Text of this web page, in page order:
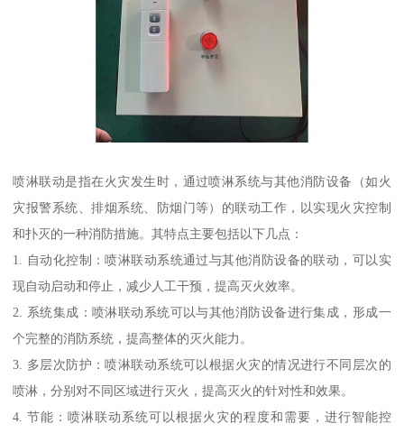
喷淋联动是指在火灾发生时，通过喷淋系统与其他消防设备（如火
灾报警系统、排烟系统、防烟门等）的联动工作，以实现火灾控制
和扑灭的一种消防措施。其特点主要包括以下几点：
1. 自动化控制：喷淋联动系统通过与其他消防设备的联动，可以实
现自动启动和停止，减少人工干预，提高灭火效率。
2. 系统集成：喷淋联动系统可以与其他消防设备进行集成，形成一
个完整的消防系统，提高整体的灭火能力。
3. 多层次防护：喷淋联动系统可以根据火灾的情况进行不同层次的
喷淋，分别对不同区域进行灭火，提高灭火的针对性和效果。
4. 节能：喷淋联动系统可以根据火灾的程度和需要，进行智能控